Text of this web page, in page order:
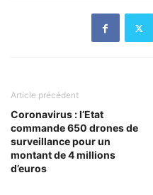
Article précédent
Coronavirus : l’Etat
commande 650 drones de
surveillance pour un
montant de 4 millions
d’euros